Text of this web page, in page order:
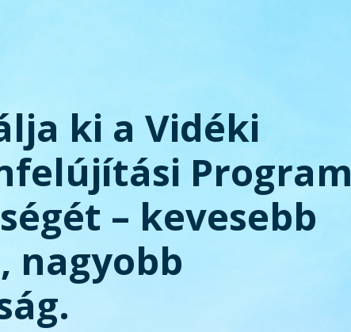
ki a Vidéki
Program
– kevesebb
nagyobb